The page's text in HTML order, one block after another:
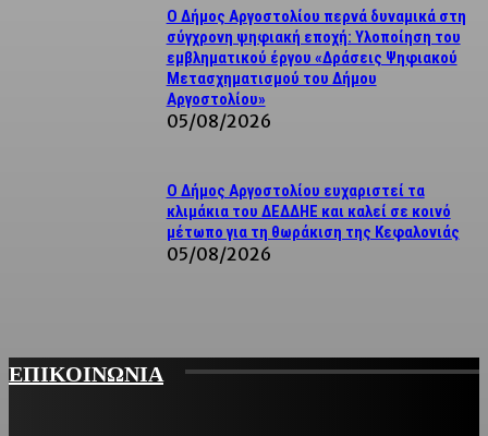
Ο Δήμος Αργοστολίου περνά δυναμικά στη
σύγχρονη ψηφιακή εποχή: Υλοποίηση του
εμβληματικού έργου «Δράσεις Ψηφιακού
Μετασχηματισμού του Δήμου
Αργοστολίου»
05/08/2026
Ο Δήμος Αργοστολίου ευχαριστεί τα
κλιμάκια του ΔΕΔΔΗΕ και καλεί σε κοινό
μέτωπο για τη θωράκιση της Κεφαλονιάς
05/08/2026
ΕΠΙΚΟΙΝΩΝΙΑ